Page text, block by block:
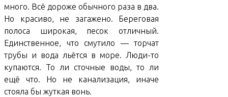
много. Всё дороже обычного раза в два.
Но красиво, не загажено. Береговая
полоса широкая, песок отличный.
Единственное, что смутило — торчат
трубы и вода льётся в море. Люди-то
купаются. То ли сточные воды, то ли
ещё что. Но не канализация, иначе
стояла бы жуткая вонь.